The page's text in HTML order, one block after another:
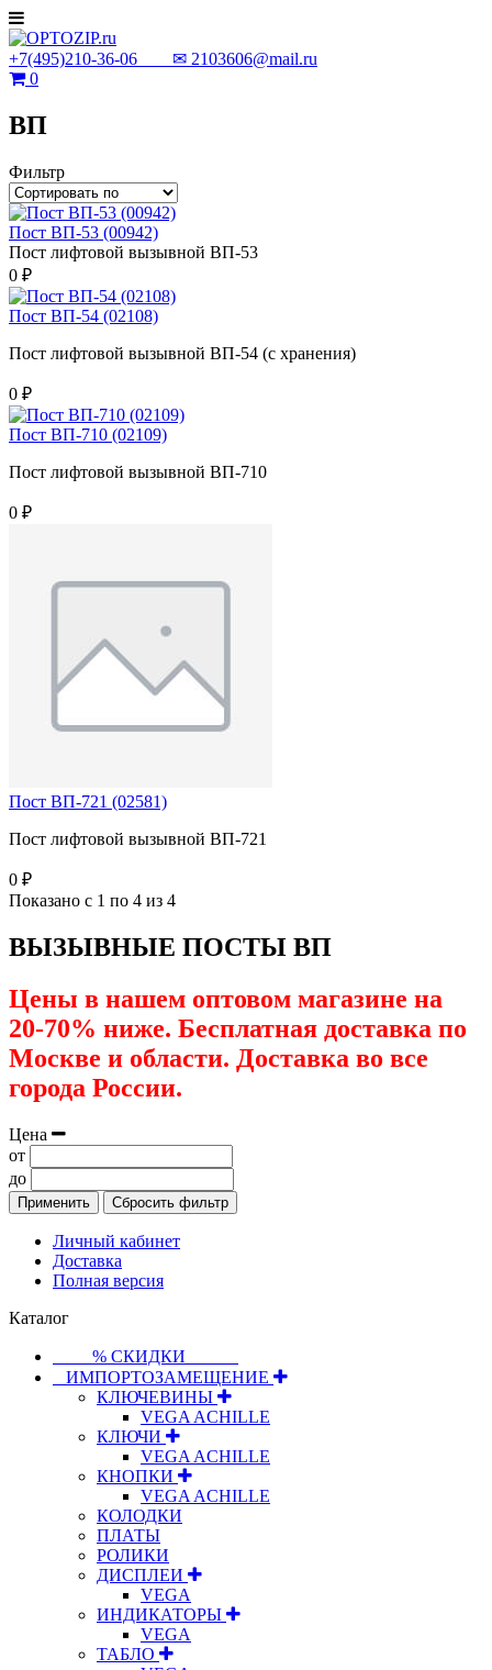
+7(495)210-36-06 ✉ 2103606@mail.ru
0
ВП
Фильтр
Пост ВП-53 (00942)
Пост лифтовой вызывной ВП-53
0 ₽
Пост ВП-54 (02108)
Пост лифтовой вызывной ВП-54 (с хранения)
0 ₽
Пост ВП-710 (02109)
Пост лифтовой вызывной ВП-710
0 ₽
Пост ВП-721 (02581)
Пост лифтовой вызывной ВП-721
0 ₽
Показано с 1 по 4 из 4
ВЫЗЫВНЫЕ ПОСТЫ ВП
Цены в нашем оптовом магазине на
20-70% ниже. Бесплатная доставка по
Москве и области. Доставка во все
города России.
Цена
от
до
Применить Сбросить фильтр
Личный кабинет
Доставка
Полная версия
Каталог
⠀⠀⠀% СКИДКИ⠀⠀⠀⠀
⠀ИМПОРТОЗАМЕЩЕНИЕ
КЛЮЧЕВИНЫ
VEGA ACHILLE
КЛЮЧИ
VEGA ACHILLE
КНОПКИ
VEGA ACHILLE
КОЛОДКИ
ПЛАТЫ
РОЛИКИ
ДИСПЛЕИ
VEGA
ИНДИКАТОРЫ
VEGA
ТАБЛО